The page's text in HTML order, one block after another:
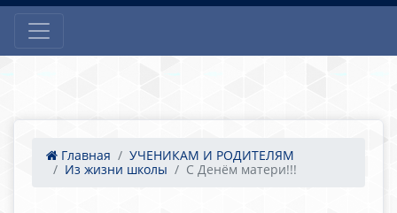
Главная
УЧЕНИКАМ И РОДИТЕЛЯМ
Из жизни школы
С Денём матери!!!